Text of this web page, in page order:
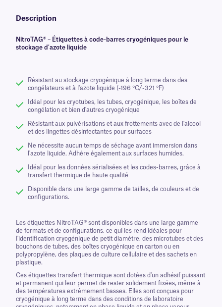
Description
NitroTAG® – Étiquettes à code-barres cryogéniques pour le
stockage d'azote liquide
Résistant au stockage cryogénique à long terme dans des
congélateurs et à l'azote liquide (-196 °C/-321 °F)
Idéal pour les cryotubes, les tubes, cryogénique, les boîtes de
congélation et bien d'autres cryogénique
Résistant aux pulvérisations et aux frottements avec de l'alcool
et des lingettes désinfectantes pour surfaces
Ne nécessite aucun temps de séchage avant immersion dans
l'azote liquide. Adhère également aux surfaces humides.
Idéal pour les données sérialisées et les codes-barres, grâce à
transfert thermique de haute qualité
Disponible dans une large gamme de tailles, de couleurs et de
configurations.
Les étiquettes NitroTAG® sont disponibles dans une large gamme
de formats et de configurations, ce qui les rend idéales pour
l'identification cryogénique de petit diamètre, des microtubes et des
bouchons de tubes, des boîtes cryogénique en carton ou en
polypropylène, des plaques de culture cellulaire et des sachets en
plastique.
Ces étiquettes transfert thermique sont dotées d'un adhésif puissant
et permanent qui leur permet de rester solidement fixées, même à
des températures extrêmement basses. Elles sont conçues pour
cryogénique à long terme dans des conditions de laboratoire